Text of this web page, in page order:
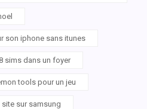
son iphone sans itunes
sims dans un foyer
tools pour un jeu
sur samsung